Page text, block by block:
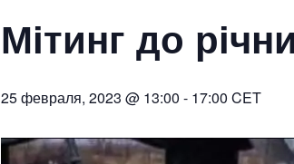
Мітинг до
25 февраля, 2023 @ 13:00 - 17:00 CET